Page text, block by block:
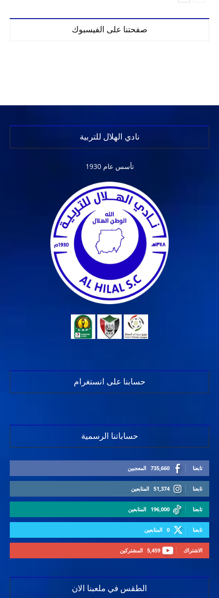
صفحتنا على الفيسبوك
نادي الهلال للتربية
تأسس عام 1930
حسابنا على انستغرام
حساباتنا الرسمية
735,660 المعجبين تابعنا
51,374 المتابعين تابعنا
196,000 المتابعين تابعنا
0 المتابعين تابعنا
5,459 المشتركين الاشتراك
الطقس في ملعبنا الان